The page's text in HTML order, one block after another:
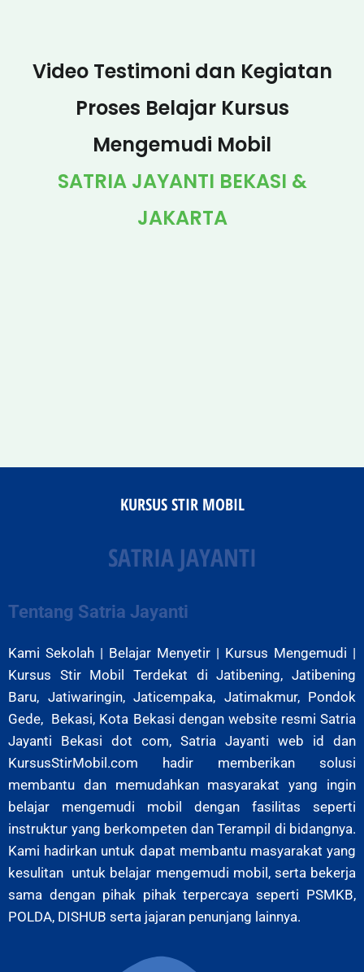
Video Testimoni dan Kegiatan
Proses Belajar Kursus
Mengemudi Mobil
SATRIA JAYANTI BEKASI &
JAKARTA
KURSUS STIR MOBIL
SATRIA JAYANTI
Tentang Satria Jayanti
Kami Sekolah | Belajar Menyetir | Kursus Mengemudi |
Kursus Stir Mobil Terdekat di Jatibening, Jatibening
Baru, Jatiwaringin, Jaticempaka, Jatimakmur, Pondok
Gede, Bekasi, Kota Bekasi dengan website resmi Satria
Jayanti Bekasi dot com, Satria Jayanti web id dan
KursusStirMobil.com hadir memberikan solusi
membantu dan memudahkan masyarakat yang ingin
belajar mengemudi mobil dengan fasilitas seperti
instruktur yang berkompeten dan Terampil di bidangnya.
Kami hadirkan untuk dapat membantu masyarakat yang
kesulitan untuk belajar mengemudi mobil, serta bekerja
sama dengan pihak pihak terpercaya seperti PSMKB,
POLDA, DISHUB serta jajaran penunjang lainnya.